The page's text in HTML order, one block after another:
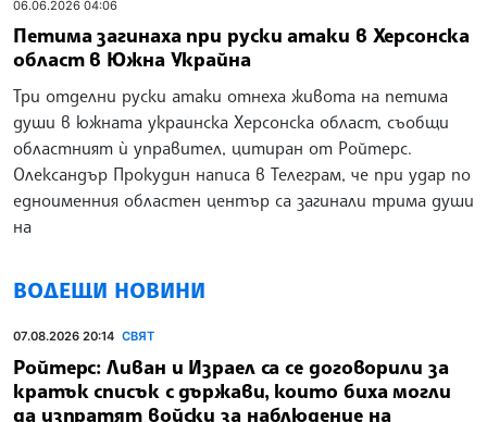
06.06.2026 04:06
Петима загинаха при руски атаки в Херсонска
област в Южна Украйна
Три отделни руски атаки отнеха живота на петима
души в южната украинска Херсонска област, съобщи
областният ѝ управител, цитиран от Ройтерс.
Олександър Прокудин написа в Телеграм, че при удар по
едноименния областен център са загинали трима души
на
ВОДЕЩИ НОВИНИ
07.08.2026 20:14 СВЯТ
Ройтерс: Ливан и Израел са се договорили за
кратък списък с държави, които биха могли
да изпратят войски за наблюдение на